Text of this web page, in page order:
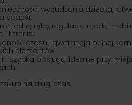
wybudzania dziecka,
spacer.
jedną ręką, regulacja rączki,
i terenie.
czasu i gwarancja pełnej
elementów
i szybka obsługa, idealne przy
na długi czas.